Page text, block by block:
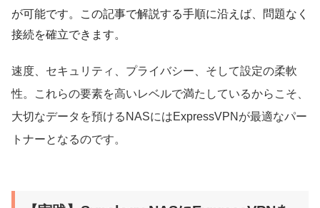
が可能です。この記事で解説する手順に沿えば、問題なく
接続を確立できます。
速度、セキュリティ、プライバシー、そして設定の柔軟
性。これらの要素を高いレベルで満たしているからこそ、
大切なデータを預けるNASにはExpressVPNが最適なパー
トナーとなるのです。